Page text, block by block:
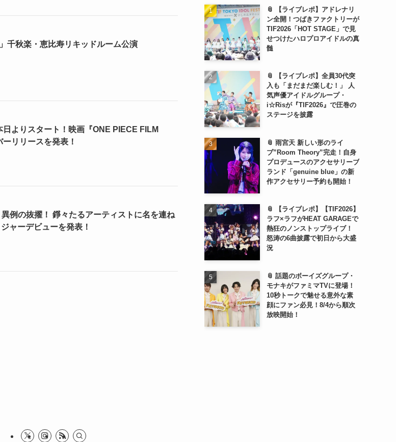
千秋楽・恵比寿リキッドルーム公演
よりスタート！映画『ONE PIECE FILM
リリースを発表！
例の抜擢！ 錚々たるアーティストに名を連ね
ャーデビューを発表！
📎 【ライブレポ】アドレナリ
ン全開！つばきファクトリーが
TIF2026「HOT STAGE」で見
せつけたハロプロアイドルの真
髄
📎 【ライブレポ】全員30代突
入も「まだまだ楽しむ！」 人
気声優アイドルグループ・
i☆Risが『TIF2026』で圧巻の
ステージを披露
📎 雨宮天 新しい形のライ
ブ”Room Theory”完走！自身
プロデュースのアクセサリーブ
ランド「genuine blue」の新
作アクセサリー予約も開始！
📎 【ライブレポ】【TIF2026】
ラフ×ラフがHEAT GARAGEで
熱狂のノンストップライブ！
怒涛の6曲披露で初日から大盛
況
📎 話題のボーイズグループ・
モナキがファミマTVに登場！
10秒トークで魅せる意外な素
顔にファン必見！8/4から順次
放映開始！